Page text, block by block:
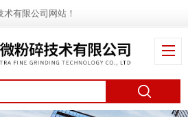
有限公司网站！